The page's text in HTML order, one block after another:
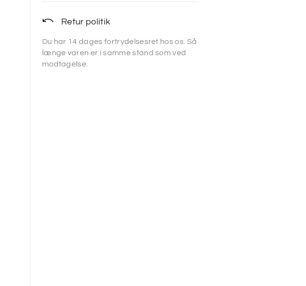
Retur politik
Du har 14 dages fortrydelsesret hos os. Så
længe varen er i samme stand som ved
modtagelse.